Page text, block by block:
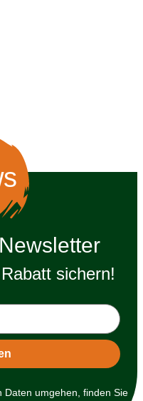
Newsletter
sichern!
Daten umgehen, finden Sie